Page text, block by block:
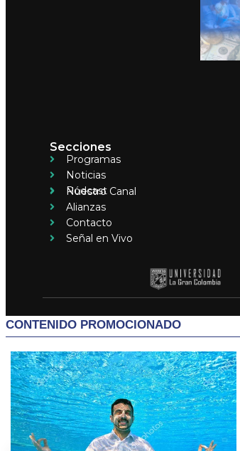
Secciones
Programas
Noticias
Pódcast
Nuestro Canal
Alianzas
Contacto
Señal en Vivo